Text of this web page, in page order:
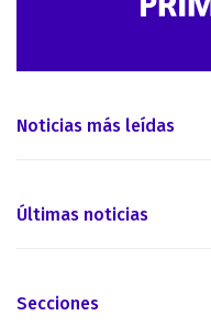
Noticias más leídas
Últimas noticias
Secciones